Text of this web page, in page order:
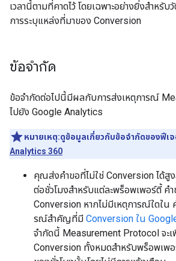
เวลานี้ตามที่คาดไว้ โดยเฉพาะอย่างยิ่งสําหรั
การระบุแหล่งที่มาของ Conversion
ข้อจำกัด
ข้อจํากัดต่อไปนี้มีผลกับการส่งเหตุการณ์
ไปยัง Google Analytics
หมายเหตุ:ดูข้อมูลเกี่ยวกับข้อจํากัดของฟีเจ
Analytics 360
คุณส่งคําขอที่ไม่ใช่ Conversion ได้สู
ต่อชั่วโมงสําหรับแต่ละพร็อพเพอร์ตี้ คํา
Conversion หากไม่มีเหตุการณ์ใดใน
รณ์สําคัญที่มี Conversion ใน
จํากัดนี้ Measurement Protocol จะ
Conversion ทั้งหมดสําหรับพร็อพเพอ